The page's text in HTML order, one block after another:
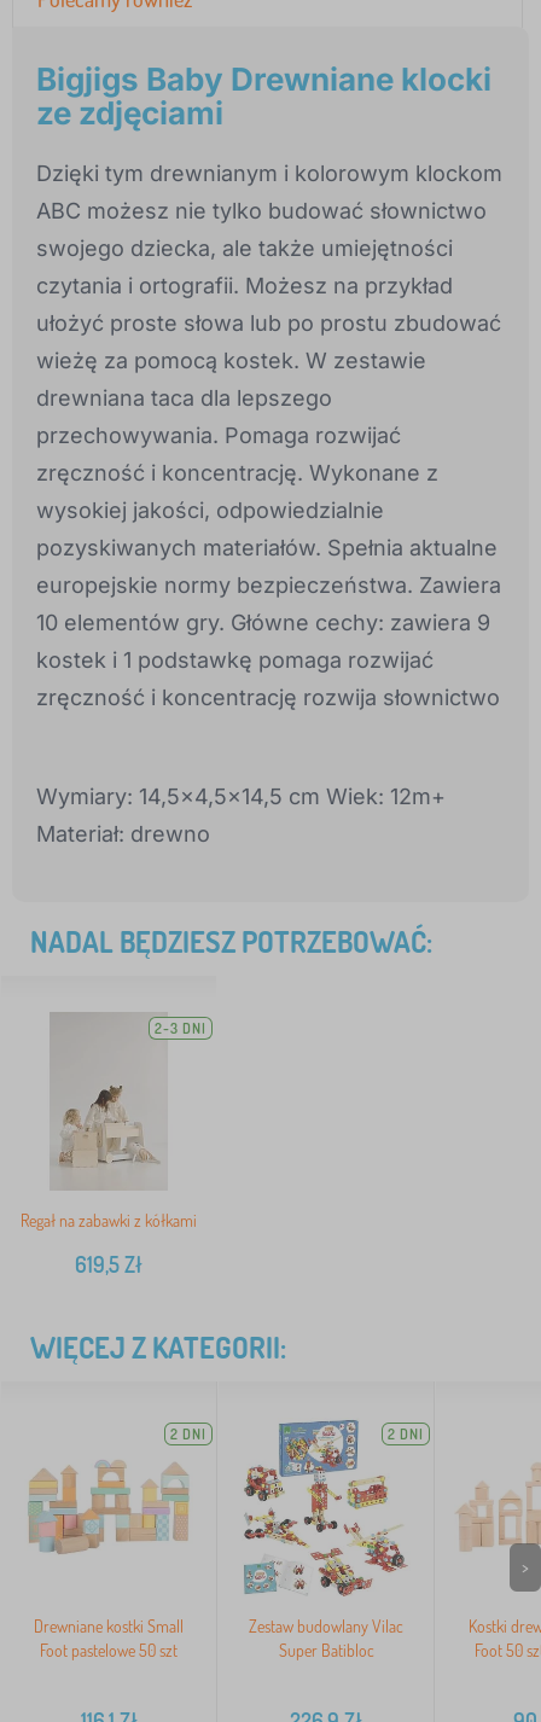
Bigjigs Baby Drewniane klocki
ze zdjęciami
Dzięki tym drewnianym i kolorowym klockom
ABC możesz nie tylko budować słownictwo
swojego dziecka, ale także umiejętności
czytania i ortografii. Możesz na przykład
ułożyć proste słowa lub po prostu zbudować
wieżę za pomocą kostek. W zestawie
drewniana taca dla lepszego
przechowywania. Pomaga rozwijać
zręczność i koncentrację. Wykonane z
wysokiej jakości, odpowiedzialnie
pozyskiwanych materiałów. Spełnia aktualne
europejskie normy bezpieczeństwa. Zawiera
10 elementów gry. Główne cechy: zawiera 9
kostek i 1 podstawkę pomaga rozwijać
zręczność i koncentrację rozwija słownictwo
Wymiary: 14,5x4,5x14,5 cm Wiek: 12m+
Materiał: drewno
NADAL BĘDZIESZ POTRZEBOWAĆ:
2-3 DNI
Regał na zabawki z kółkami
619,5Zł
WIĘCEJ Z KATEGORII:
2 DNI
Drewniane kostki Small
Foot pastelowe 50 szt
2 DNI
Zestaw budowlany Vilac
Super Batibloc
Kostki
Foot 50
>